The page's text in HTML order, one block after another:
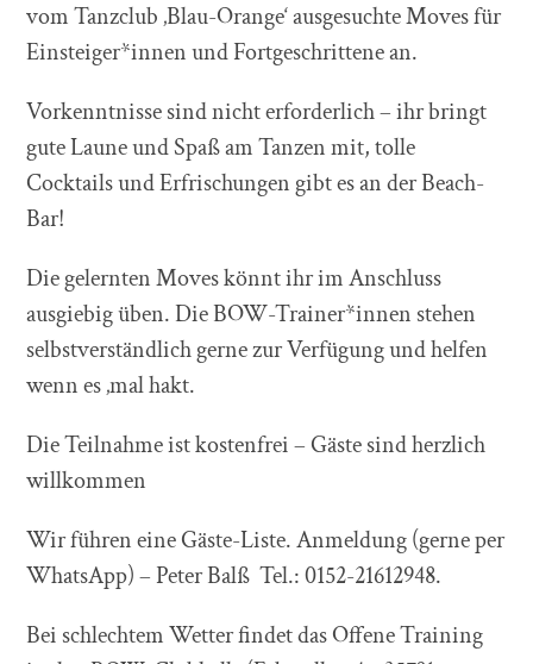
vom Tanzclub ‚Blau-Orange‘ ausgesuchte Moves für
Einsteiger*innen und Fortgeschrittene an.
Vorkenntnisse sind nicht erforderlich – ihr bringt
gute Laune und Spaß am Tanzen mit, tolle
Cocktails und Erfrischungen gibt es an der Beach-
Bar!
Die gelernten Moves könnt ihr im Anschluss
ausgiebig üben. Die BOW-Trainer*innen stehen
selbstverständlich gerne zur Verfügung und helfen
wenn es ‚mal hakt.
Die Teilnahme ist kostenfrei – Gäste sind herzlich
willkommen
Wir führen eine Gäste-Liste. Anmeldung (gerne per
WhatsApp) – Peter Balß Tel.: 0152-21612948.
Bei schlechtem Wetter findet das Offene Training